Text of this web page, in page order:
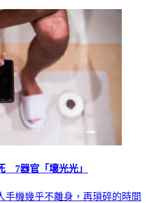
7器官「壞光光」
手機幾乎不離身，再瑣碎的時間